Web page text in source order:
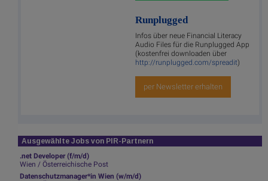
Runplugged
Infos über neue Financial Literacy
Audio Files für die Runplugged App
(kostenfrei downloaden über
http://runplugged.com/spreadit)
per Newsletter erhalten
Ausgewählte Jobs von PIR-Partnern
.net Developer (f/m/d)
Wien / Österreichische Post
Datenschutzmanager*in Wien (w/m/d)